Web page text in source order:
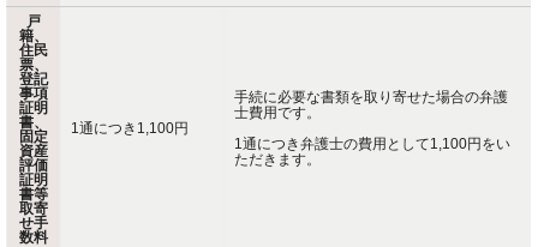
戸
籍、
住民
票、
登記
事項
証明
書、
固定
資産
評価
証明
書等
取寄
せ手
数料
1通につき1,100円
手続に必要な書類を取り寄せた場合の弁護
士費用です。
1通につき弁護士の費用として1,100円をい
ただきます。